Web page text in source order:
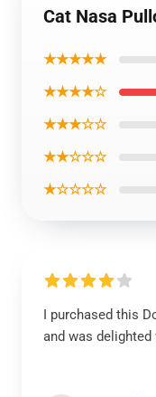
Cat Nasa
★★★★★
★★★★☆
★★★☆☆
★★☆☆☆
★☆☆☆☆
I purchased this
and was